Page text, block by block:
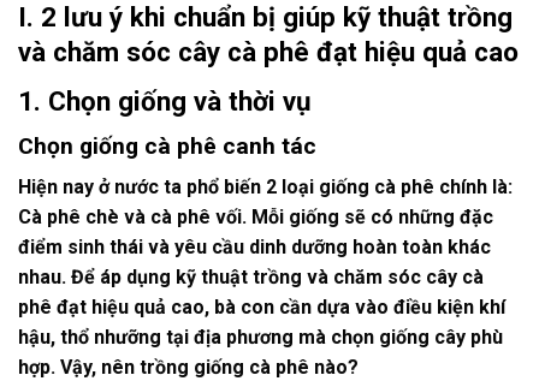
I. 2 lưu ý khi chuẩn bị giúp kỹ thuật trồng
và chăm sóc cây cà phê đạt hiệu quả cao
1. Chọn giống và thời vụ
Chọn giống cà phê canh tác
Hiện nay ở nước ta phổ biến 2 loại giống cà phê chính là:
Cà phê chè và cà phê vối. Mỗi giống sẽ có những đặc
điểm sinh thái và yêu cầu dinh dưỡng hoàn toàn khác
nhau. Để áp dụng kỹ thuật trồng và chăm sóc cây cà
phê đạt hiệu quả cao, bà con cần dựa vào điều kiện khí
hậu, thổ nhưỡng tại địa phương mà chọn giống cây phù
hợp. Vậy, nên trồng giống cà phê nào?